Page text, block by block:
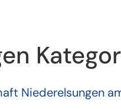
Niederelsungen